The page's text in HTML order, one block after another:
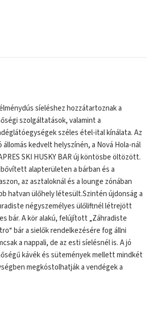
síeléshez hozzátartoznak a
szolgáltatások, valamint a
széles étel-ital kínálata. Az
állomás kedvelt helyszínén, a Nová Hola-nál
SKI HUSKY BAR új köntösbe öltözött.
alapterületen a bárban és a
az asztaloknál és a lounge zónában
hatvan ülőhely létesült.Szintén újdonság a
négyszemélyes ülőliftnél létrejött
bár. A kör alakú, felújított „Záhradiste
bár a sielők rendelkezésére fog állni
a nappali, de az esti síelésnél is. A jó
kávék és sütemények mellett mindkét
megkóstolhatják a vendégek a